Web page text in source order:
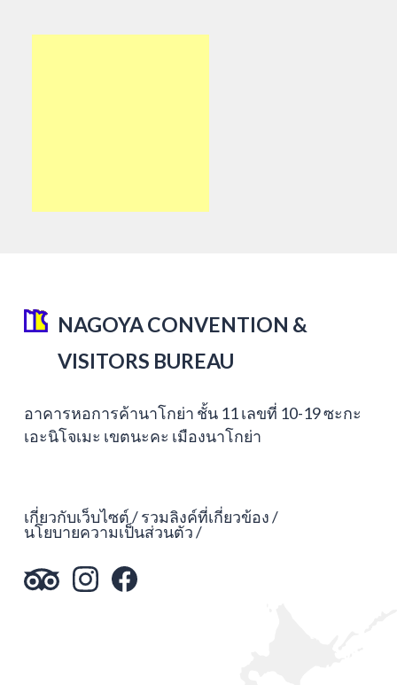
NAGOYA CONVENTION &
VISITORS BUREAU
อาคารหอการค้านาโกย่า ชั้น 11 เลขที่ 10-19 ซะกะ
เอะนิโจเมะ เขตนะคะ เมืองนาโกย่า
เกี่ยวกับเว็บไซต์ รวมลิงค์ที่เกี่ยวข้อง
นโยบายความเป็นส่วนตัว